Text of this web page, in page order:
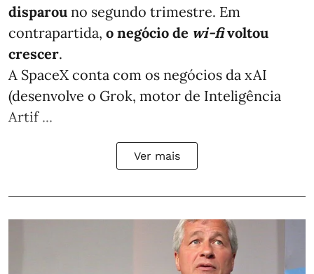
disparou no segundo trimestre. Em
contrapartida, o negócio de wi-fivoltou
crescer.
A SpaceX conta com os negócios da xAI
(desenvolve o Grok, motor de Inteligência
Artif ...
Ver mais